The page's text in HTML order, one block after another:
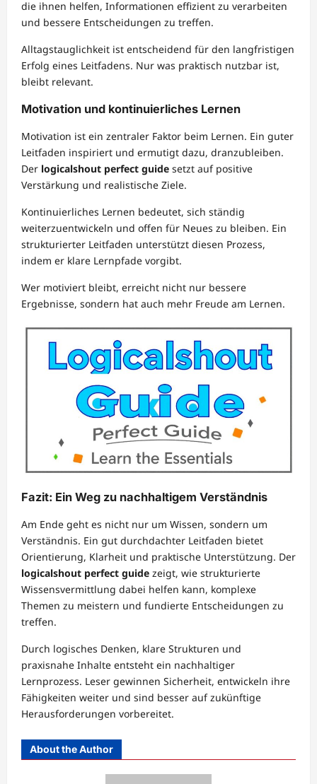
die ihnen helfen, Informationen effizient zu verarbeiten
und bessere Entscheidungen zu treffen.
Alltagstauglichkeit ist entscheidend für den langfristigen
Erfolg eines Leitfadens. Nur was praktisch nutzbar ist,
bleibt relevant.
Motivation und kontinuierliches Lernen
Motivation ist ein zentraler Faktor beim Lernen. Ein guter
Leitfaden inspiriert und ermutigt dazu, dranzubleiben.
Der logicalshout perfect guide setzt auf positive
Verstärkung und realistische Ziele.
Kontinuierliches Lernen bedeutet, sich ständig
weiterzuentwickeln und offen für Neues zu bleiben. Ein
strukturierter Leitfaden unterstützt diesen Prozess,
indem er klare Lernpfade vorgibt.
Wer motiviert bleibt, erreicht nicht nur bessere
Ergebnisse, sondern hat auch mehr Freude am Lernen.
Fazit: Ein Weg zu nachhaltigem Verständnis
Am Ende geht es nicht nur um Wissen, sondern um
Verständnis. Ein gut durchdachter Leitfaden bietet
Orientierung, Klarheit und praktische Unterstützung. Der
logicalshout perfect guide zeigt, wie strukturierte
Wissensvermittlung dabei helfen kann, komplexe
Themen zu meistern und fundierte Entscheidungen zu
treffen.
Durch logisches Denken, klare Strukturen und
praxisnahe Inhalte entsteht ein nachhaltiger
Lernprozess. Leser gewinnen Sicherheit, entwickeln ihre
Fähigkeiten weiter und sind besser auf zukünftige
Herausforderungen vorbereitet.
About the Author